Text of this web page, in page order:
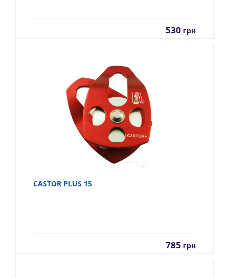
530 грн
CASTOR PLUS 15
785 грн